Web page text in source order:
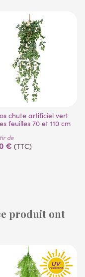
feuilles 70 et 110 cm
de
€ (TTC)
produit ont